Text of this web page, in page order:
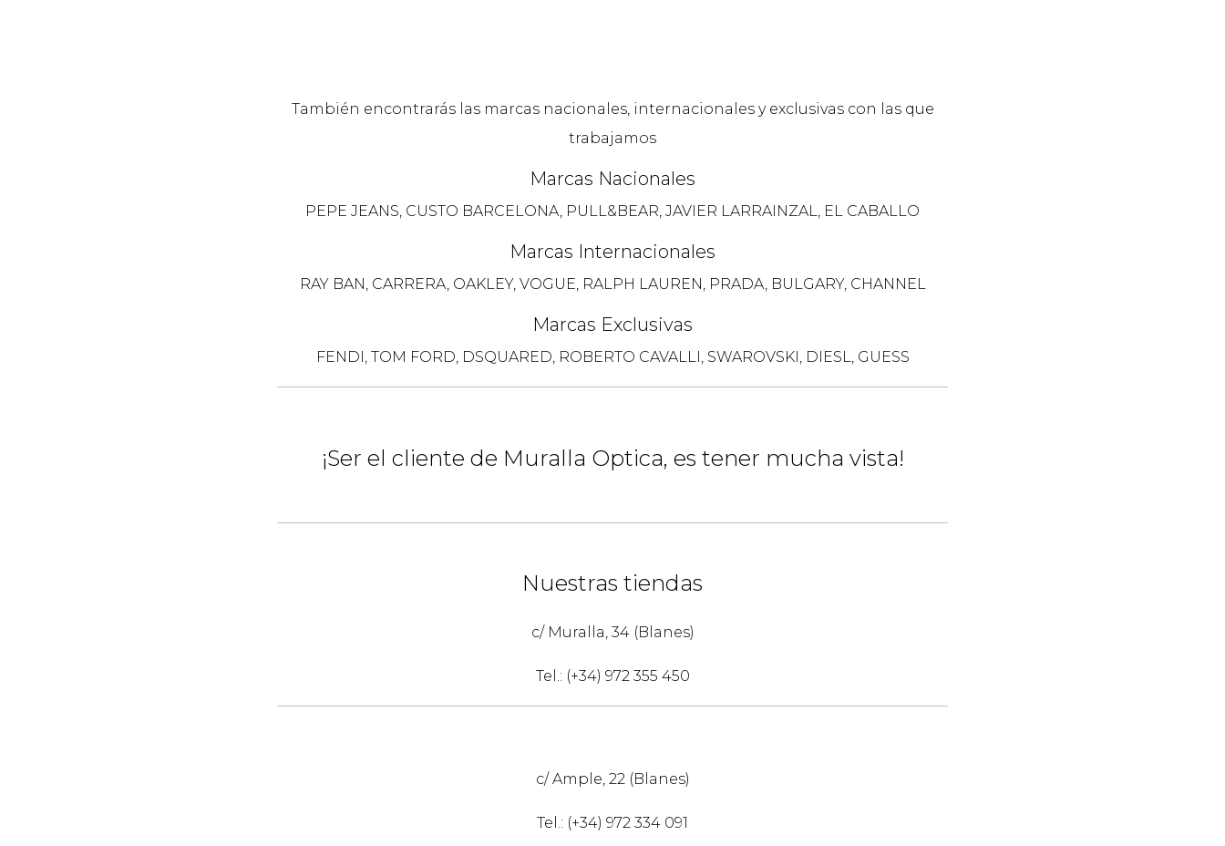
También encontrarás las marcas nacionales, internacionales y exclusivas con las que
trabajamos
Marcas Nacionales
PEPE JEANS, CUSTO BARCELONA, PULL&BEAR, JAVIER LARRAINZAL, EL CABALLO
Marcas Internacionales
RAY BAN, CARRERA, OAKLEY, VOGUE, RALPH LAUREN, PRADA, BULGARY, CHANNEL
Marcas Exclusivas
FENDI, TOM FORD, DSQUARED, ROBERTO CAVALLI, SWAROVSKI, DIESL, GUESS
¡Ser el cliente de Muralla Optica, es tener mucha vista!
Nuestras tiendas
с/ Muralla, 34 (Blanes)
Tel.: (+34) 972 355 450
c/ Ample, 22 (Blanes)
Tel.: (+34) 972 334 091